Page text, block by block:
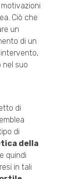
Ciò che
un
di un
nel suo
di
di
della
quindi
in tali